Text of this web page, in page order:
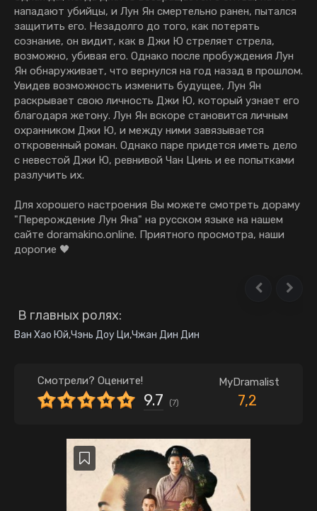
нападают убийцы, и Лун Ян смертельно ранен, пытался
защитить его. Незадолго до того, как потерять
сознание, он видит, как в Джи Ю стреляет стрела,
возможно, убивая его. Однако после пробуждения Лун
Ян обнаруживает, что вернулся на год назад в прошлом.
Увидев возможность изменить будущее, Лун Ян
раскрывает свою личность Джи Ю, который узнает его
благодаря жетону. Лун Ян вскоре становится личным
охранником Джи Ю, и между ними завязывается
откровенный роман. Однако паре придется иметь дело
с невестой Джи Ю, ревнивой Чан Цинь и ее попытками
разлучить их.
Для хорошего настроения Вы можете смотреть дораму
"Перерождение Лун Яна" на русском языке на нашем
сайте doramakino.online. Приятного просмотра, наши
дорогие 🖤
В главных ролях:
Ван Хао Юй,Чэнь Доу Ци,Чжан Дин Дин
Смотрели? Оцените!
9.7 (7)
MyDramalist
7,2